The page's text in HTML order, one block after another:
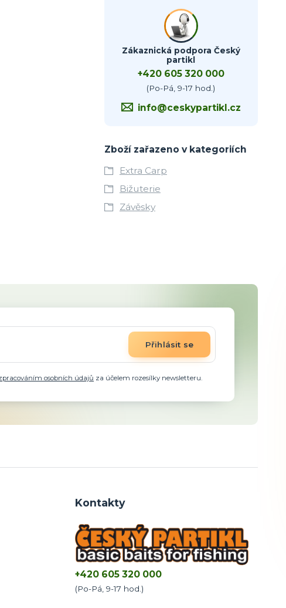
Zákaznická podpora Český
partikl
+420 605 320 000
(Po-Pá, 9-17 hod.)
info@ceskypartikl.cz
Zboží zařazeno v kategoriích
Extra Carp
Bižuterie
Závěsky
Přihlásit se
osobních údajů za účelem rozesílky newsletteru.
Kontakty
+420 605 320 000
(Po-Pá, 9-17 hod.)